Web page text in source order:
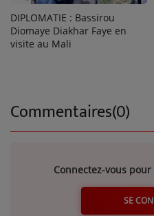
DIPLOMATIE : Bassirou
Diomaye Diakhar Faye en
visite au Mali
Commentaires(0)
Connectez-vous
SE